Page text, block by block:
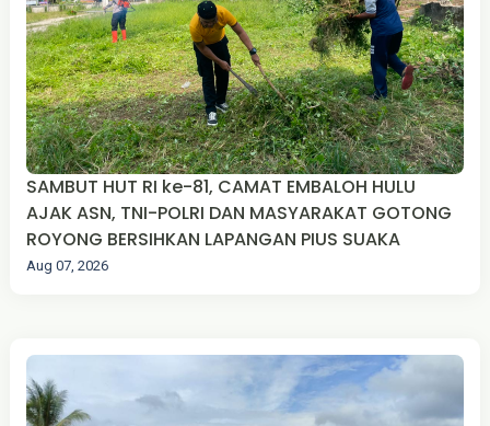
SAMBUT HUT RI ke-81, CAMAT EMBALOH HULU
AJAK ASN, TNI-POLRI DAN MASYARAKAT GOTONG
ROYONG BERSIHKAN LAPANGAN PIUS SUAKA
Aug 07, 2026